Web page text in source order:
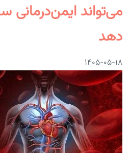
می‌تواند ایمن‌درمانی
دهد
۱۴۰۵-۰۵-۱۸